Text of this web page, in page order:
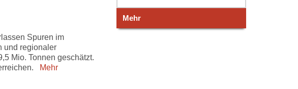
Spuren im
und regionaler
Mio. Tonnen geschätzt.
Mehr
Mehr